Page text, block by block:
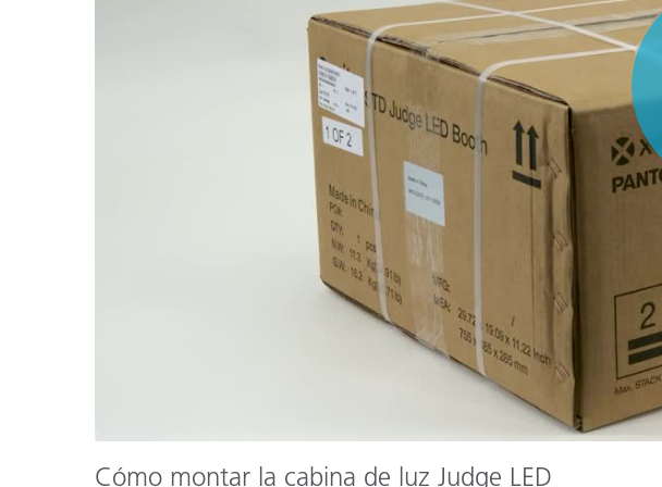
Fabricantes de Cosméticos
Cómo montar la cabina de luz Judge LED